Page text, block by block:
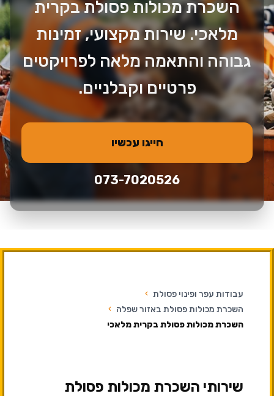
השכרת מכולות פסולת בקרית
מלאכי. שירות מקצועי, זמינות
גבוהה והתאמה מלאה לפרויקטים
פרטיים וקבלניים.
חייגו עכשיו
073-7020526
עבודות עפר ופינוי פסולת ›
השכרת מכולות פסולת באזור שפלה ›
השכרת מכולות פסולת בקרית מלאכי
שירותי השכרת מכולות פסולת